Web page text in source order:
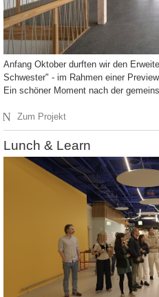
Anfang Oktober durften wir den
Schwester" - im Rahmen einer
Ein schöner Moment nach der
N Zum Projekt
Lunch & Learn